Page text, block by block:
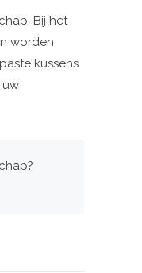
Bij het
worden
kussens
uw